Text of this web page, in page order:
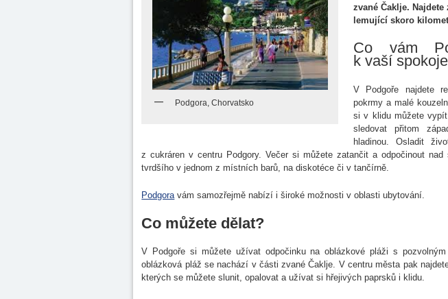
Podgora, Chorvatsko
zvané Čaklje.
lemující skoro
Co vám
k vaší
V Podgoře najdete
pokrmy a malé
si v klidu můžete
sledovat přitom
hladinou. Osladit
z cukráren v centru Podgory. Večer si můžete zatančit a odpočinout
tvrdšího v jednom z místních barů, na diskotéce či v tančírně.
Podgoravám samozřejmě nabízí i široké možnosti v oblasti ubytování.
Co můžete dělat?
V Podgoře si můžete užívat odpočinku na oblázkové pláži s
oblázková pláž se nachází v části zvané Čaklje. V centru města pak
kterých se můžete slunit, opalovat a užívat si hřejivých paprsků i klidu.